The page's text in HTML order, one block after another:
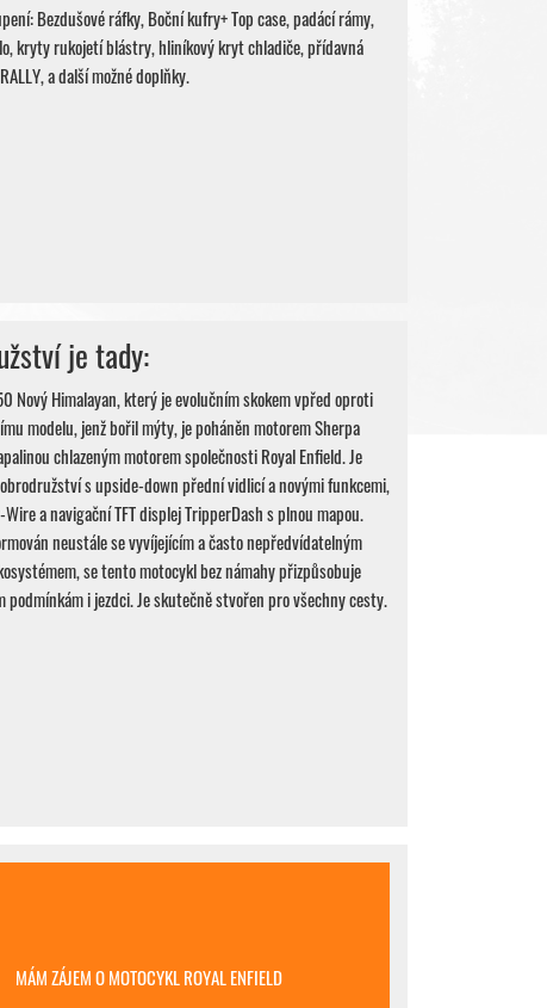
MÁM ZÁJEM O MOTOCYKL ROYAL ENFIELD
je tady:
Nový Himalayan, který je evolučním skokem vpřed oproti
modelu, jenž bořil mýty, je poháněn motorem Sherpa
chlazeným motorem společnosti Royal Enfield. Je
s upside-down přední vidlicí a novými funkcemi,
a navigační TFT displej TripperDash s plnou mapou.
neustále se vyvíjejícím a často nepředvídatelným
se tento motocykl bez námahy přizpůsobuje
podmínkám i jezdci. Je skutečně stvořen pro všechny cesty.
Bezdušové ráfky, Boční kufry+ Top case, padácí rámy,
kryty rukojetí blástry, hliníkový kryt chladiče, přídavná
a další možné doplňky.